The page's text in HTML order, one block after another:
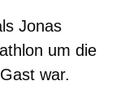
Jonas
um die
war.